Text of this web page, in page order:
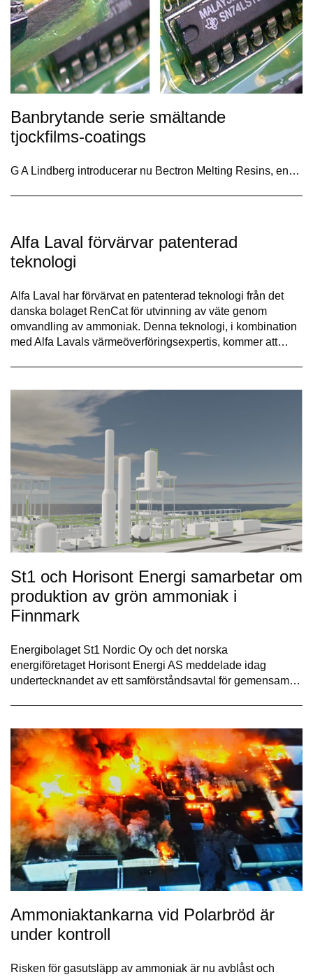
Banbrytande serie smältande
tjockfilms-coatings
G A Lindberg introducerar nu Bectron Melting Resins, en…
Alfa Laval förvärvar patenterad
teknologi
Alfa Laval har förvärvat en patenterad teknologi från det
danska bolaget RenCat för utvinning av väte genom
omvandling av ammoniak. Denna teknologi, i kombination
med Alfa Lavals värmeöverföringsexpertis, kommer att…
St1 och Horisont Energi samarbetar om
produktion av grön ammoniak i
Finnmark
Energibolaget St1 Nordic Oy och det norska
energiföretaget Horisont Energi AS meddelade idag
undertecknandet av ett samförståndsavtal för gemensam…
Ammoniaktankarna vid Polarbröd är
under kontroll
Risken för gasutsläpp av ammoniak är nu avblåst och